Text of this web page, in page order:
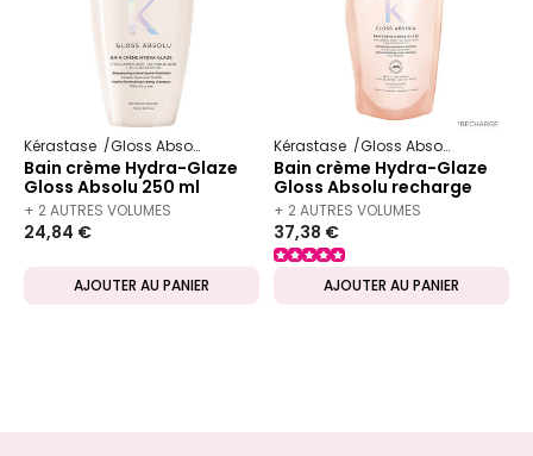
Kérastase Gloss Absolu
Bain crème Hydra-Glaze
Gloss Absolu 250 ml
+ 2 AUTRES VOLUMES
DISPONIBLES
24,84 €
AJOUTER AU PANIER
Kérastase Gloss Absolu
Bain crème Hydra-Glaze
Gloss Absolu recharge
500 ml
+ 2 AUTRES VOLUMES
DISPONIBLES
37,38 €
AJOUTER AU PANIER